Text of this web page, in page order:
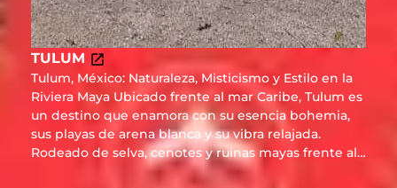
TULUM
Tulum, México: Naturaleza, Misticismo y Estilo en la
Riviera Maya Ubicado frente al mar Caribe, Tulum es
un destino que enamora con su esencia bohemia,
sus playas de arena blanca y su vibra relajada.
Rodeado de selva, cenotes y ruinas mayas frente al
mar, ofrece una conexión única entre naturaleza,